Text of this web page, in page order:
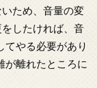
ため、音量の変
したければ、音
てやる必要があり
が離れたところに